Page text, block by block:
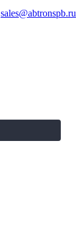
sales@abtronspb.ru